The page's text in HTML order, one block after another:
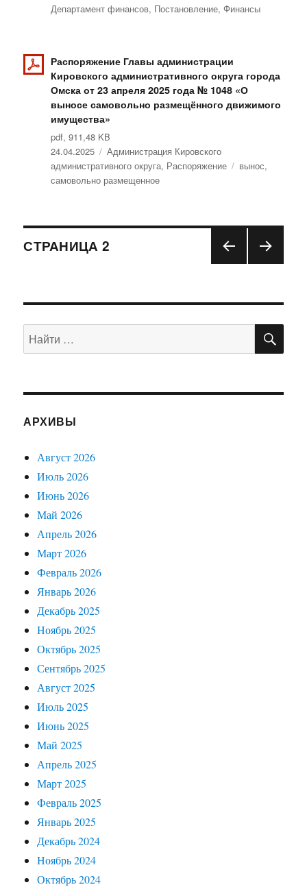
Департамент финансов, Постановление,Финансы
Распоряжение Главы администрации
Кировского административного округа города
Омска от 23 апреля 2025 года № 1048 «О
выносе самовольно размещённого движимого
имущества»
pdf, 911,48 KB
Опубликовано
24.04.2025 Рубрики
Администрация Кировского
административного округа, Распоряжение Метки
вынос,
самовольно размещенное
Навигация
записям
Я
СТРА
А
СТРАНИЦА 2
СТРА
НИЦ
Искать:
АРХИВЫ
Август 2026
Июль 2026
Июнь 2026
Май 2026
Апрель 2026
Март 2026
Февраль 2026
Январь 2026
Декабрь 2025
Ноябрь 2025
Октябрь 2025
Сентябрь 2025
Август 2025
Июль 2025
Июнь 2025
Май 2025
Апрель 2025
Март 2025
Февраль 2025
Январь 2025
Декабрь 2024
Ноябрь 2024
Октябрь 2024